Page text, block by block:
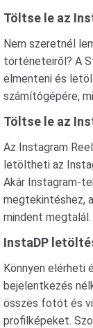
Töltse le az
Nem szeretnél
történeteiről? A
elmenteni és
számítógépére,
Töltse le az
Az Instagram
letöltheti az
Akár Instagram-
megtekintéshez,
mindent megtalál.
InstaDP
Könnyen elérheti
bejelentkezés
összes fotót és
profilképeket.